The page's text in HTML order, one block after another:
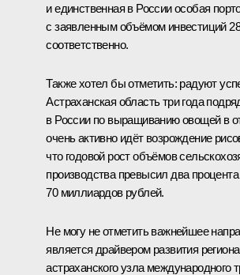
и единственная в России особая
с заявленным объёмом инвестиций
соответственно.
Также хотел бы отметить: радуют
Астраханская область три года
в России по выращиванию овощей в
очень активно идёт возрождение
что годовой рост объёмов
производства превысил два
70 миллиардов рублей.
Не могу не отметить важнейшее
является драйвером развития
астраханского узла международного